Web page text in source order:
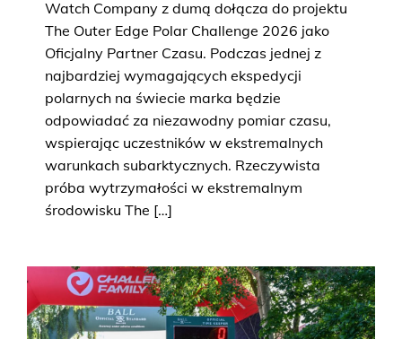
Watch Company z dumą dołącza do projektu
The Outer Edge Polar Challenge 2026 jako
Oficjalny Partner Czasu. Podczas jednej z
najbardziej wymagających ekspedycji
polarnych na świecie marka będzie
odpowiadać za niezawodny pomiar czasu,
wspierając uczestników w ekstremalnych
warunkach subarktycznych. Rzeczywista
próba wytrzymałości w ekstremalnym
środowisku The […]